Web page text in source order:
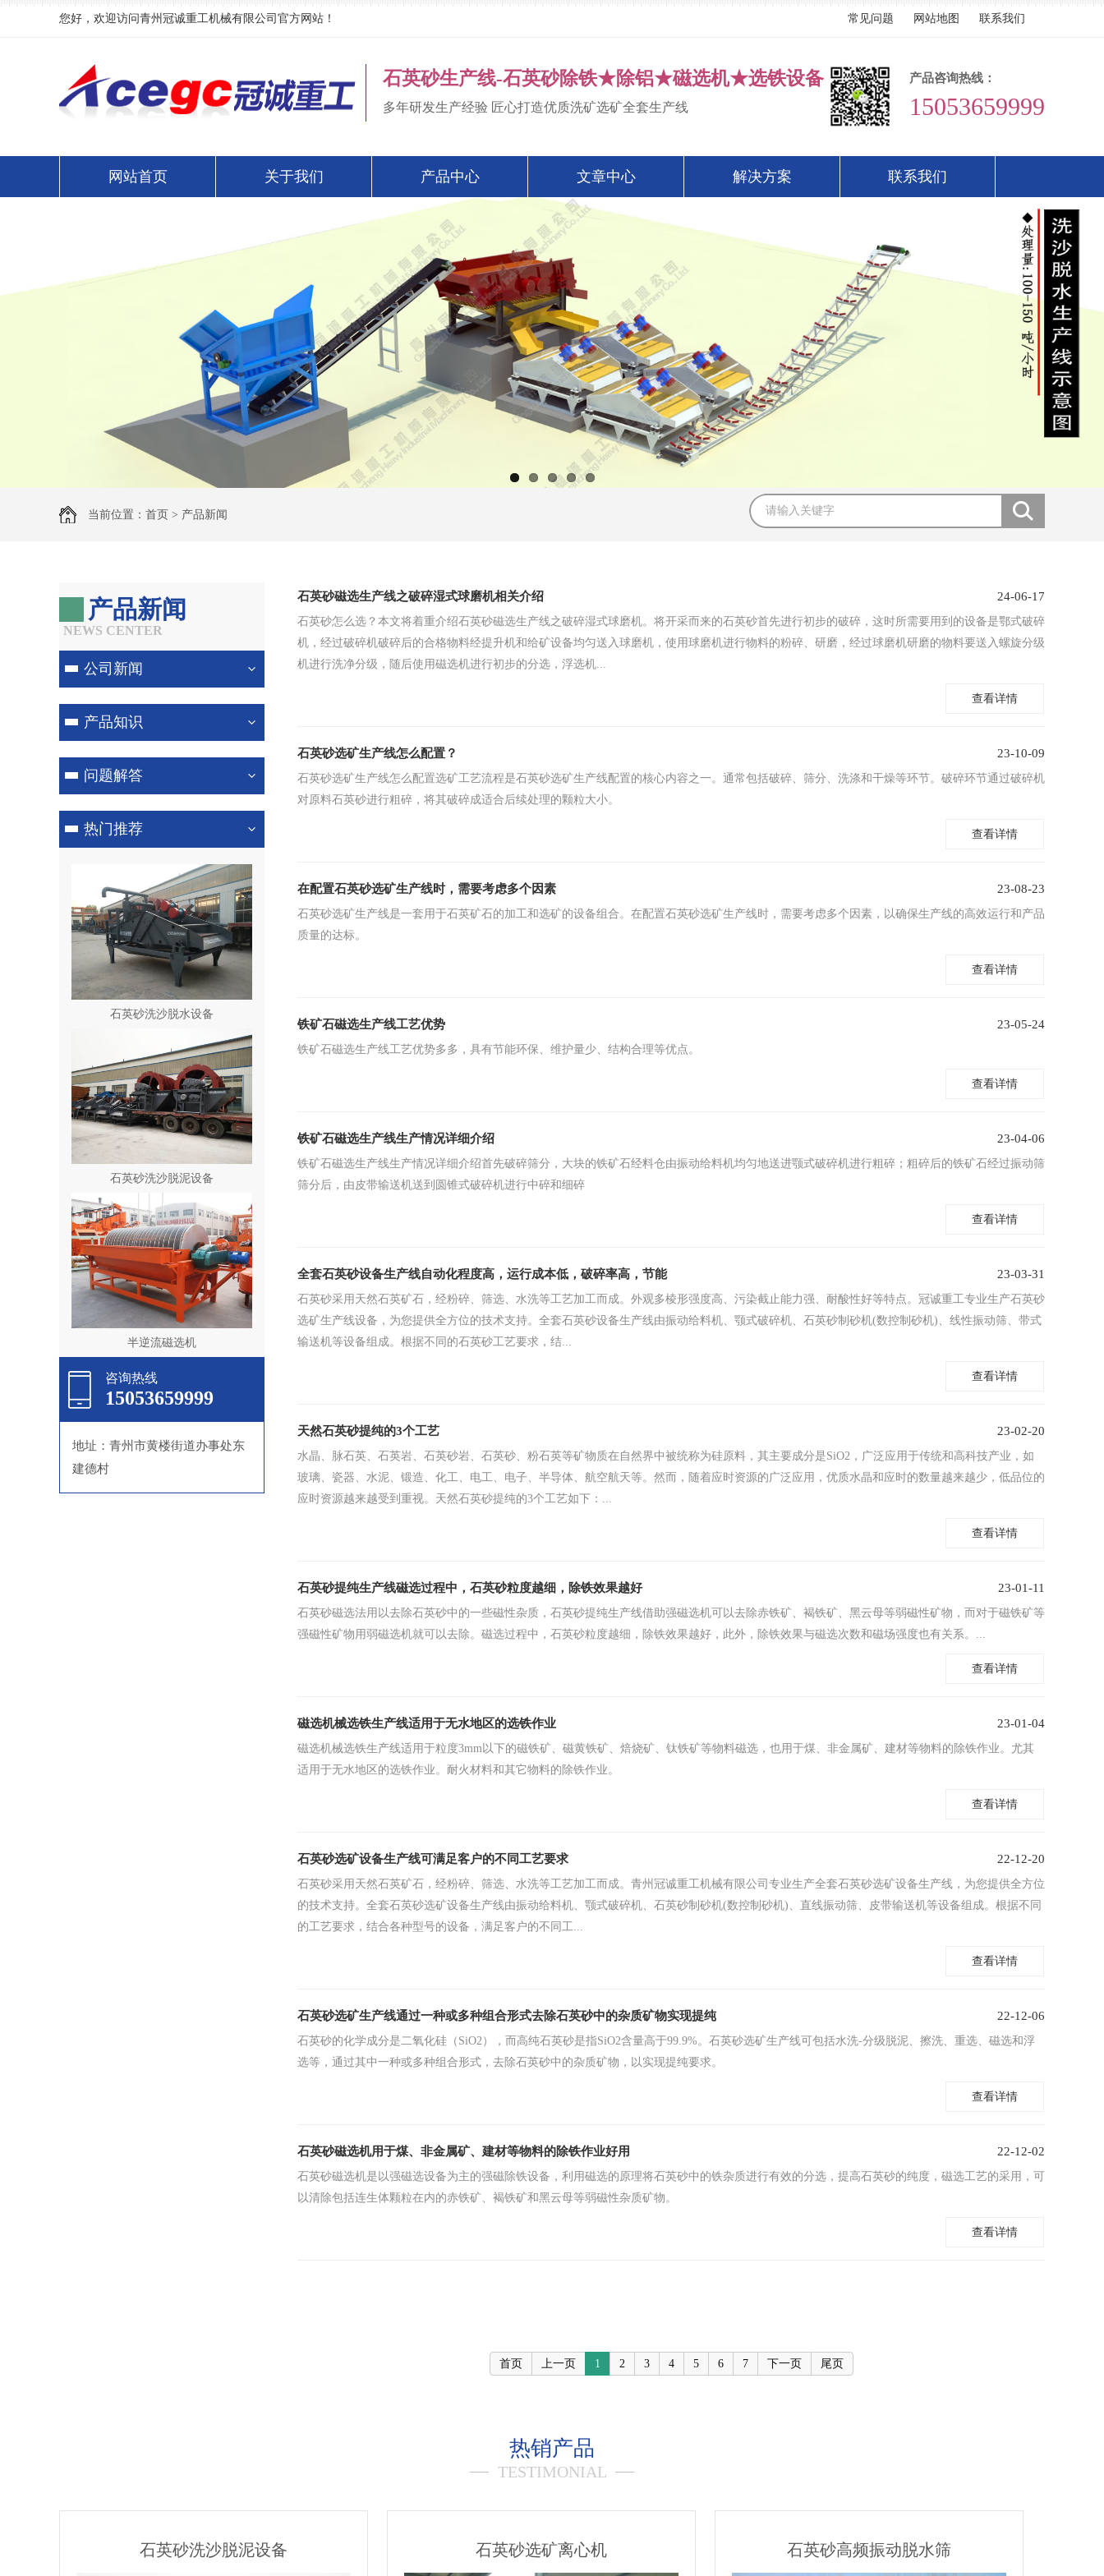
您好，欢迎访问青州冠诚重工机械有限公司官方网站！ 常见问题 网站地图 联系我们
石英砂生产线-石英砂除铁★除铝★磁选机★选铁设备
多年研发生产经验 匠心打造优质洗矿选矿全套生产线
产品咨询热线：
15053659999
网站首页 关于我们 产品中心 文章中心 解决方案 联系我们
当前位置： 首页 > 产品新闻
产品新闻
NEWS CENTER
公司新闻
产品知识
问题解答
热门推荐
石英砂洗沙脱水设备
石英砂洗沙脱泥设备
半逆流磁选机
咨询热线
15053659999
地址：青州市黄楼街道办事处东
建德村
24-06-17
石英砂磁选生产线之破碎湿式球磨机相关介绍
石英砂怎么选？本文将着重介绍石英砂磁选生产线之破碎湿式球磨机。​将开采而来的石英砂首先进行初步的破碎，这时所需要用到的设备是鄂式破碎
机，经过破碎机破碎后的合格物料经提升机和给矿设备均匀送入球磨机，使用球磨机进行物料的粉碎、研磨，经过球磨机研磨的物料要送入螺旋分级
机进行洗净分级，随后使用磁选机进行初步的分选，浮选机...
查看详情
23-10-09
石英砂选矿生产线怎么配置？
石英砂选矿生产线怎么配置​选矿工艺流程是石英砂选矿生产线配置的核心内容之一。通常包括破碎、筛分、洗涤和干燥等环节。破碎环节通过破碎机
对原料石英砂进行粗碎，将其破碎成适合后续处理的颗粒大小。
查看详情
23-08-23
在配置石英砂选矿生产线时，需要考虑多个因素
石英砂选矿生产线是一套用于石英矿石的加工和选矿的设备组合。在配置石英砂选矿生产线时，需要考虑多个因素，以确保生产线的高效运行和产品
质量的达标。
查看详情
23-05-24
铁矿石磁选生产线工艺优势
铁矿石磁选生产线工艺优势多多，具有节能环保、维护量少、结构合理等优点。
查看详情
23-04-06
铁矿石磁选生产线生产情况详细介绍
铁矿石磁选生产线生产情况详细介绍首先破碎筛分，大块的铁矿石经料仓由振动给料机均匀地送进颚式破碎机进行粗碎；粗碎后的铁矿石经过振动筛
筛分后，由皮带输送机送到圆锥式破碎机进行中碎和细碎
查看详情
23-03-31
全套石英砂设备生产线自动化程度高，运行成本低，破碎率高，节能
石英砂采用天然石英矿石，经粉碎、筛选、水洗等工艺加工而成。外观多棱形强度高、污染截止能力强、耐酸性好等特点。冠诚重工专业生产石英砂
选矿生产线设备，为您提供全方位的技术支持。全套石英砂设备生产线由振动给料机、颚式破碎机、石英砂制砂机(数控制砂机)、线性振动筛、带式
输送机等设备组成。根据不同的石英砂工艺要求，结...
查看详情
23-02-20
天然石英砂​提纯的3个工艺
水晶、脉石英、石英岩、石英砂岩、石英砂、粉石英等矿物质在自然界中被统称为硅原料，其主要成分是SiO2，广泛应用于传统和高科技产业，如
玻璃、瓷器、水泥、锻造、化工、电工、电子、半导体、航空航天等。然而，随着应时资源的广泛应用，优质水晶和应时的数量越来越少，低品位的
应时资源越来越受到重视。天然石英砂​提纯的3个工艺如下：...
查看详情
23-01-11
石英砂提纯生产线磁选过程中，石英砂粒度越细，除铁效果越好
石英砂磁选法用以去除石英砂中的一些磁性杂质，石英砂提纯生产线​借助强磁选机可以去除赤铁矿、褐铁矿、黑云母等弱磁性矿物，而对于磁铁矿等
强磁性矿物用弱磁选机就可以去除。磁选过程中，石英砂粒度越细，除铁效果越好，此外，除铁效果与磁选次数和磁场强度也有关系。...
查看详情
23-01-04
磁选机械选铁生产线适用于无水地区的选铁作业
磁选机械选铁生产线适用于粒度3mm以下的磁铁矿、磁黄铁矿、焙烧矿、钛铁矿等物料磁选，也用于煤、非金属矿、建材等物料的除铁作业。尤其
适用于无水地区的选铁作业。耐火材料和其它物料的除铁作业。
查看详情
22-12-20
石英砂选矿设备生产线可满足客户的不同工艺要求
石英砂采用天然石英矿石，经粉碎、筛选、水洗等工艺加工而成。青州冠诚重工机械有限公司专业生产全套石英砂选矿设备生产线，为您提供全方位
的技术支持。全套石英砂选矿设备生产线由振动给料机、颚式破碎机、石英砂制砂机(数控制砂机)、直线振动筛、皮带输送机等设备组成。根据不同
的工艺要求，结合各种型号的设备，满足客户的不同工...
查看详情
22-12-06
石英砂选矿生产线通过一种或多种组合形式去除石英砂中的杂质矿物实现提纯
石英砂的化学成分是二氧化硅（SiO2），而高纯石英砂是指SiO2含量高于99.9%。石英砂选矿生产线可包括水洗-分级脱泥、擦洗、重选、磁选和浮
选等，通过其中一种或多种组合形式，去除石英砂中的杂质矿物，以实现提纯要求。
查看详情
22-12-02
石英砂磁选机用于煤、非金属矿、建材等物料的除铁作业好用
石英砂磁选机是以强磁选设备为主的强磁除铁设备，利用磁选的原理将石英砂中的铁杂质进行有效的分选，提高石英砂的纯度，磁选工艺的采用，可
以清除包括连生体颗粒在内的赤铁矿、褐铁矿和黑云母等弱磁性杂质矿物。​
查看详情
首页 上一页 1 2 3 4 5 6 7 下一页 尾页
热销产品
TESTIMONIAL
石英砂洗沙脱泥设备 石英砂选矿离心机 石英砂高频振动脱水筛